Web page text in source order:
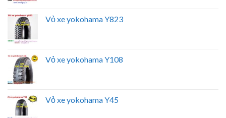
Vỏ xe yokohama Y823
Vỏ xe yokohama Y108
Vỏ xe yokohama Y45